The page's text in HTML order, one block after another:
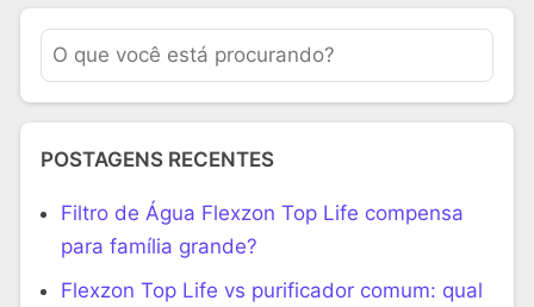
POSTAGENS RECENTES
Filtro de Água Flexzon Top Life compensa
para família grande?
Flexzon Top Life vs purificador comum: qual